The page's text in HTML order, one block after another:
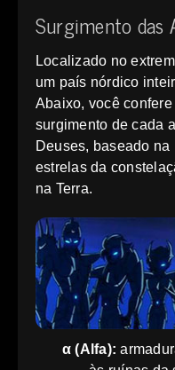
Surgimento das
Localizado no
um país nórdico
Abaixo, você
surgimento de cada
Deuses, baseado
estrelas da
na Terra.
α (Alfa):